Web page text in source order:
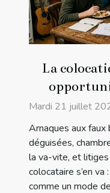
La
Mardi 21 juillet
Arnaques aux faux
déguisées,
la va-vite, et litiges
colocataire s’en va
comme un mode